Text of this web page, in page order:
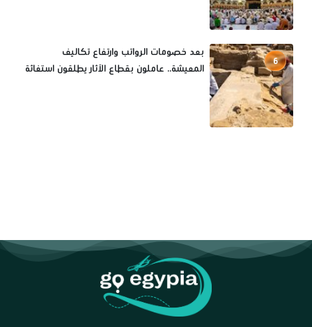
6
بعد خصومات الرواتب وارتفاع تكاليف
المعيشة.. عاملون بقطاع الآثار يطلقون استغاثة